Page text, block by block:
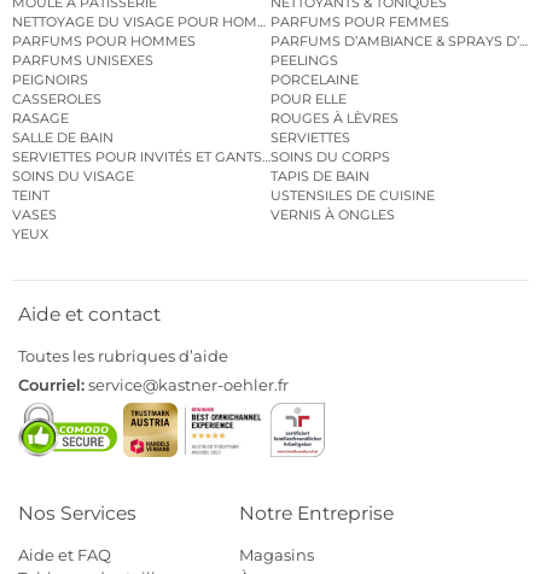
NETTOYAGE DU VISAGE POUR HOMMESPARFUMS POUR FEMMES
PARFUMS POUR HOMMES
PARFUMS D’AMBIANCE & SPRAYS
PARFUMS UNISEXES
PEELINGS
PEIGNOIRS
PORCELAINE
CASSEROLES
POUR ELLE
RASAGE
ROUGES À LÈVRES
SALLE DE BAIN
SERVIETTES
SERVIETTES POUR INVITÉS ET GANTS DE TOILETTE
SOINS DU CORPS
SOINS DU VISAGE
TAPIS DE BAIN
TEINT
USTENSILES DE CUISINE
VASES
VERNIS À ONGLES
YEUX
Aide et contact
Toutes les rubriques d’aide
Courriel:service@kastner-oehler.fr
Nos Services
Aide et FAQ
Notre Entreprise
Magasins